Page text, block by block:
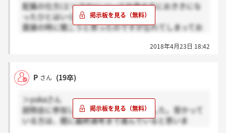
配属の仕方(エリアの)について社員の方におききにな
ったひとはいらっしゃいますか？
面接の時に聞こうと思ったのですが忘れてしまってお
2018年4月23日 18:42
P さん (19卒)
＞yukaさん
説明会に参加し、それが第一次選考でした。受かって
いる方は、既に最終選考まで進んでいると思いま